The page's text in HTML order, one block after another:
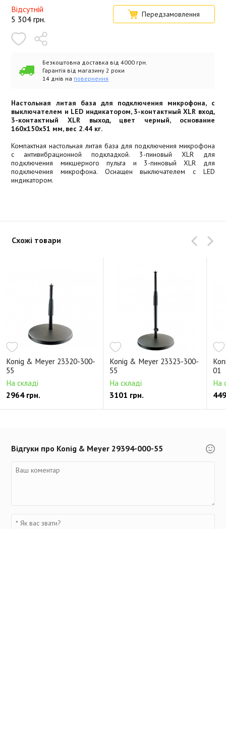
Відсутній
5 304 грн. Передзамовлення
Безкоштовна доставка від 4000 грн.
Гарантія від магазину 2 роки
14 днів на повернення
Настольная литая база для подключения микрофона, с
выключателем и LED индикатором, 3-контактный XLR вход,
3-контактный XLR выход, цвет черный, основание
160x150x51 мм, вес 2.44 кг.
Компактная настольная литая база для подключения микрофона
с антивибрационной подкладкой. 3-пиновый XLR для
подключения микшерного пульта и 3-пиновый XLR для
подключения микрофона. Оснащен выключателем с LED
индикатором.
Схожі товари
Konig & Meyer 23320-300-
55
На складі
2964 грн.
Konig & Meyer 23323-300-
55
На складі
3101 грн.
01
На
Відгуки про Konig & Meyer 29394-000-55